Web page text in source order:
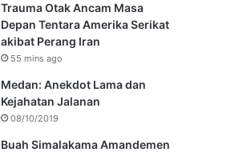
Trauma Otak Ancam Masa
Depan Tentara Amerika Serikat
akibat Perang Iran
55 mins ago
Medan: Anekdot Lama dan
Kejahatan Jalanan
08/10/2019
Buah Simalakama Amandemen